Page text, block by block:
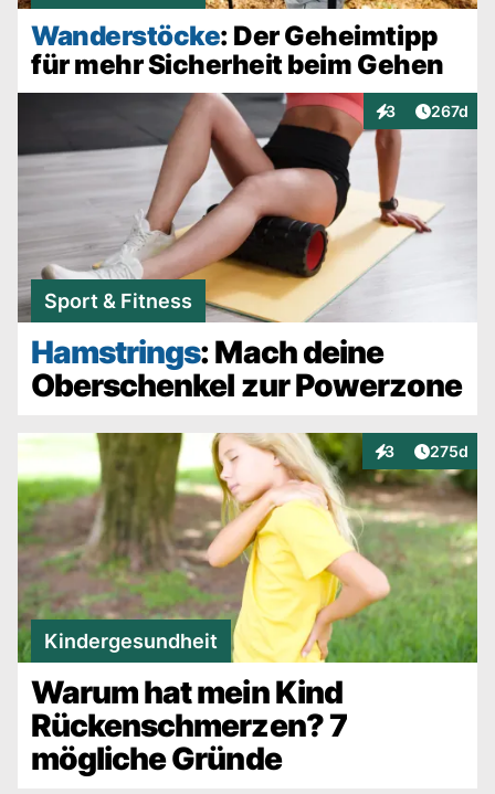
Wanderstöcke: Der Geheimtipp
für mehr Sicherheit beim Gehen
3
Interaktionen
Artikel
267d
Sport & Fitness
Hamstrings: Mach deine
Oberschenkel zur Powerzone
3
Interaktionen
Artikel
275d
Kindergesundheit
Warum hat mein Kind
Rückenschmerzen? 7
mögliche Gründe